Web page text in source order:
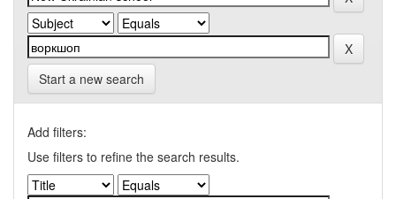
Start a new search
Add filters:
Use filters to refine the search results.